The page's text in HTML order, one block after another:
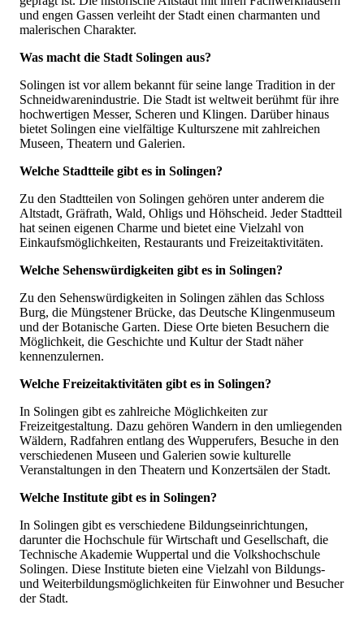
und engen Gassen verleiht der Stadt einen charmanten und
malerischen Charakter.
Was macht die Stadt Solingen aus?
Solingen ist vor allem bekannt für seine lange Tradition in der
Schneidwarenindustrie. Die Stadt ist weltweit berühmt für ihre
hochwertigen Messer, Scheren und Klingen. Darüber hinaus
bietet Solingen eine vielfältige Kulturszene mit zahlreichen
Museen, Theatern und Galerien.
Welche Stadtteile gibt es in Solingen?
Zu den Stadtteilen von Solingen gehören unter anderem die
Altstadt, Gräfrath, Wald, Ohligs und Höhscheid. Jeder Stadtteil
hat seinen eigenen Charme und bietet eine Vielzahl von
Einkaufsmöglichkeiten, Restaurants und Freizeitaktivitäten.
Welche Sehenswürdigkeiten gibt es in Solingen?
Zu den Sehenswürdigkeiten in Solingen zählen das Schloss
Burg, die Müngstener Brücke, das Deutsche Klingenmuseum
und der Botanische Garten. Diese Orte bieten Besuchern die
Möglichkeit, die Geschichte und Kultur der Stadt näher
kennenzulernen.
Welche Freizeitaktivitäten gibt es in Solingen?
In Solingen gibt es zahlreiche Möglichkeiten zur
Freizeitgestaltung. Dazu gehören Wandern in den umliegenden
Wäldern, Radfahren entlang des Wupperufers, Besuche in den
verschiedenen Museen und Galerien sowie kulturelle
Veranstaltungen in den Theatern und Konzertsälen der Stadt.
Welche Institute gibt es in Solingen?
In Solingen gibt es verschiedene Bildungseinrichtungen,
darunter die Hochschule für Wirtschaft und Gesellschaft, die
Technische Akademie Wuppertal und die Volkshochschule
Solingen. Diese Institute bieten eine Vielzahl von Bildungs-
und Weiterbildungsmöglichkeiten für Einwohner und Besucher
der Stadt.